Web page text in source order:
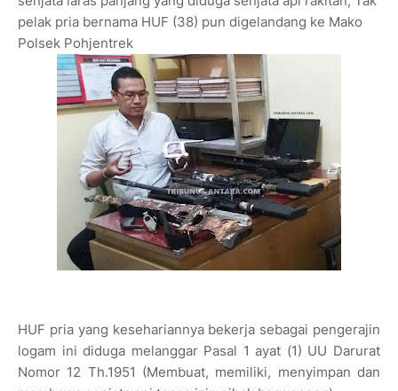
pelak pria bernama HUF (38) pun digelandang ke Mako
Polsek Pohjentrek
HUF pria yang kesehariannya bekerja sebagai pengerajin
logam ini diduga melanggar Pasal 1 ayat (1) UU Darurat
Nomor 12 Th.1951 (Membuat, memiliki, menyimpan dan